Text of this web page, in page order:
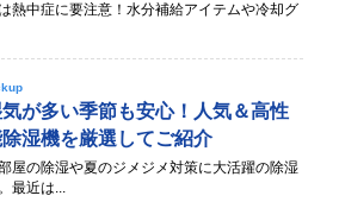
熱中症に要注意！水分補給アイテムや冷却グ
が多い季節も安心！人気＆高性
湿機を厳選してご紹介
屋の除湿や夏のジメジメ対策に大活躍の除湿
最近は...